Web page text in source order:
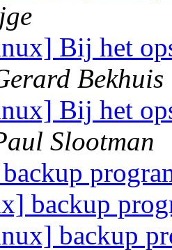
Bij het
Bekhuis
Bij het
Slootman
backup
backup